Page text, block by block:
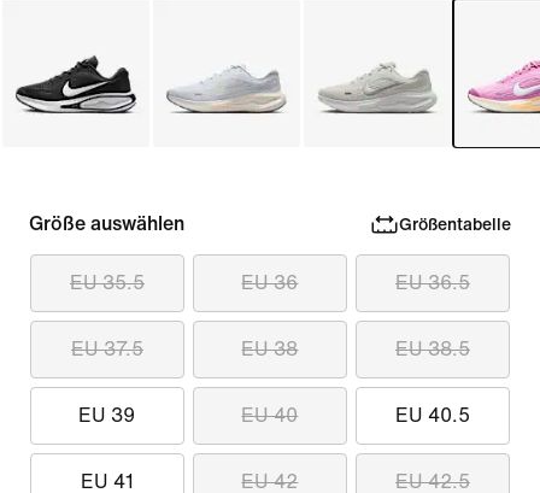
Größe auswählen Größentabelle
EU 35.5 EU 36 EU 36.5
EU 37.5 EU 38 EU 38.5
EU 39 EU 40 EU 40.5
EU 41 EU 42 EU 42.5